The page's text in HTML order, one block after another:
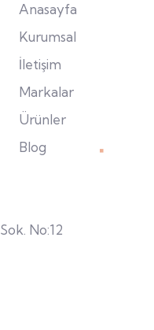
Anasayfa
Kurumsal
İletişim
Markalar
Ürünler
Blog
No:12